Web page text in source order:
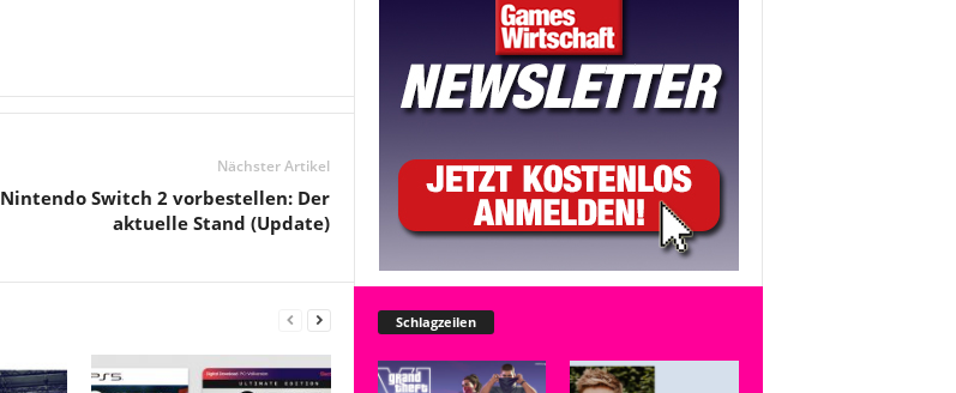
Nächster Artikel
Nintendo Switch 2 vorbestellen: Der
aktuelle Stand (Update)
Schlagzeilen